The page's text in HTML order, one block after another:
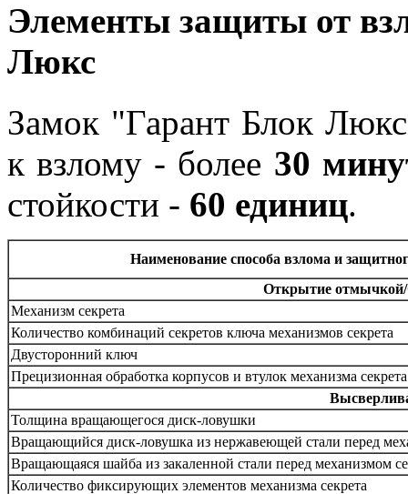
Элементы защиты от
Люкс
Замок "Гарант Блок
к взлому - более 30
стойкости - 60 единиц.
Наименование способа взлома и
Открытие отмычкой/
Механизм секрета
Количество комбинаций секретов ключа механизмов секрета
Двусторонний ключ
Прецизионная обработка корпусов и втулок механизма секрета
Толщина вращающегося диск-ловушки
Вращающийся диск-ловушка из нержавеющей стали перед
Вращающаяся шайба из закаленной стали перед механизмом
Количество фиксирующих элементов механизма секрета